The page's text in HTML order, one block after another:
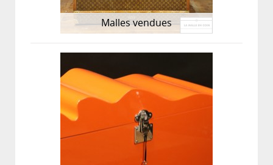
Malles vendues